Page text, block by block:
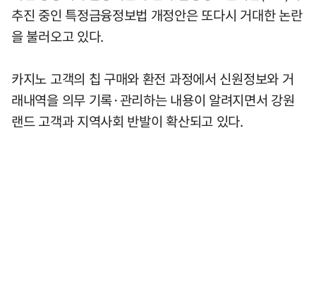
추진 중인 특정금융정보법 개정안은 또다시 거대한 논란
을 불러오고 있다.
카지노 고객의 칩 구매와 환전 과정에서 신원정보와 거
래내역을 의무 기록·관리하는 내용이 알려지면서 강원
랜드 고객과 지역사회 반발이 확산되고 있다.